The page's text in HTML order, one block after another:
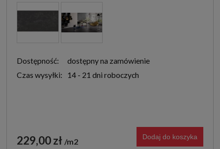
Dostępność:
dostępny na zamówienie
Czas wysyłki:
14 - 21 dni roboczych
229,00 zł m2 Dodaj do koszyka